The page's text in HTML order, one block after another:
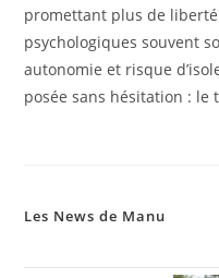
promettant plus de
psychologiques souvent
autonomie et risque
posée sans hésitation : le
Les News de Manu